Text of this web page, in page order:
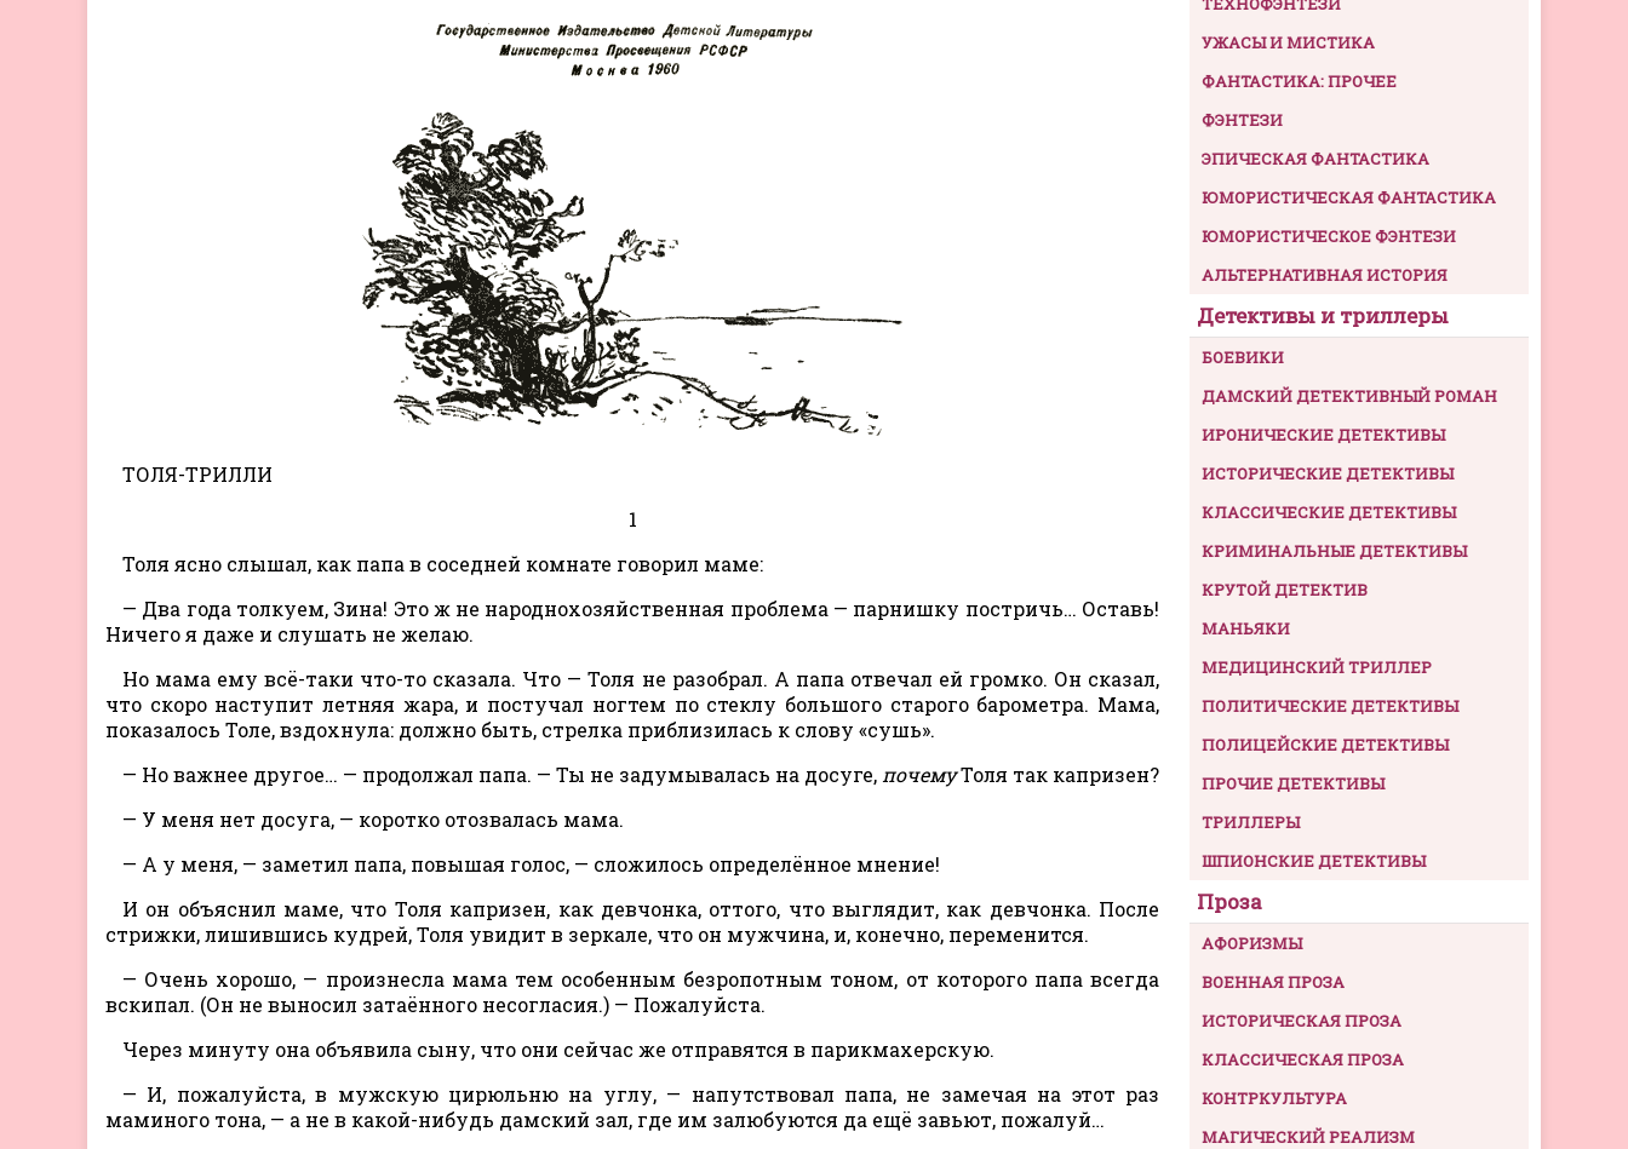
ТОЛЯ-ТРИЛЛИ
1
Толя ясно слышал, как папа в соседней комнате говорил маме:
— Два года толкуем, Зина! Это ж не народнохозяйственная проблема — парнишку постричь… Оставь!
Ничего я даже и слушать не желаю.
Но мама ему всё-таки что-то сказала. Что — Толя не разобрал. А папа отвечал ей громко. Он сказал,
что скоро наступит летняя жара, и постучал ногтем по стеклу большого старого барометра. Мама,
показалось Толе, вздохнула: должно быть, стрелка приблизилась к слову «сушь».
— Но важнее другое… — продолжал папа. — Ты не задумывалась на досуге, почемуТоля так капризен?
— У меня нет досуга, — коротко отозвалась мама.
— A у меня, — заметил папа, повышая голос, — сложилось определённое мнение!
И он объяснил маме, что Толя капризен, как девчонка, оттого, что выглядит, как девчонка. После
стрижки, лишившись кудрей, Толя увидит в зеркале, что он мужчина, и, конечно, переменится.
— Очень хорошо, — произнесла мама тем особенным безропотным тоном, от которого папа всегда
вскипал. (Он не выносил затаённого несогласия.) — Пожалуйста.
Через минуту она объявила сыну, что они сейчас же отправятся в парикмахерскую.
— И, пожалуйста, в мужскую цирюльню на углу, — напутствовал папа, не замечая на этот раз
маминого тона, — а не в какой-нибудь дамский зал, где им залюбуются да ещё завьют, пожалуй…
УЖАСЫ И МИСТИКА
ФАНТАСТИКА: ПРОЧЕЕ
ФЭНТЕЗИ
ЭПИЧЕСКАЯ ФАНТАСТИКА
ЮМОРИСТИЧЕСКАЯ ФАНТАСТИКА
ЮМОРИСТИЧЕСКОЕ ФЭНТЕЗИ
АЛЬТЕРНАТИВНАЯ ИСТОРИЯ
Детективы и триллеры
БОЕВИКИ
ДАМСКИЙ ДЕТЕКТИВНЫЙ РОМАН
ИРОНИЧЕСКИЕ ДЕТЕКТИВЫ
ИСТОРИЧЕСКИЕ ДЕТЕКТИВЫ
КЛАССИЧЕСКИЕ ДЕТЕКТИВЫ
КРИМИНАЛЬНЫЕ ДЕТЕКТИВЫ
КРУТОЙ ДЕТЕКТИВ
МАНЬЯКИ
МЕДИЦИНСКИЙ ТРИЛЛЕР
ПОЛИТИЧЕСКИЕ ДЕТЕКТИВЫ
ПОЛИЦЕЙСКИЕ ДЕТЕКТИВЫ
ПРОЧИЕ ДЕТЕКТИВЫ
ТРИЛЛЕРЫ
ШПИОНСКИЕ ДЕТЕКТИВЫ
Проза
АФОРИЗМЫ
ВОЕННАЯ ПРОЗА
ИСТОРИЧЕСКАЯ ПРОЗА
КЛАССИЧЕСКАЯ ПРОЗА
КОНТРКУЛЬТУРА
МАГИЧЕСКИЙ РЕАЛИЗМ